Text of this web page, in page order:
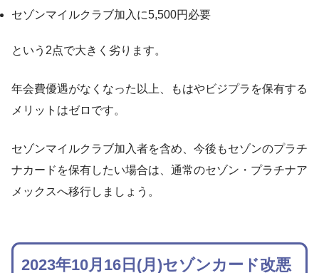
セゾンマイルクラブ加入に5,500円必要
という2点で大きく劣ります。
年会費優遇がなくなった以上、もはやビジプラを保有する
メリットはゼロです。
セゾンマイルクラブ加入者を含め、今後もセゾンのプラチ
ナカードを保有したい場合は、通常のセゾン・プラチナア
メックスへ移行しましょう。
2023年10月16日(月)セゾンカード改悪